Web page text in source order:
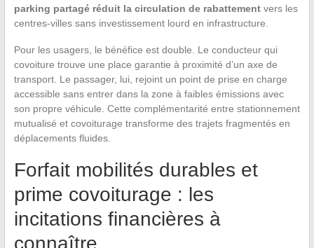
parking partagé réduit la circulation de rabattementvers les
centres-villes sans investissement lourd en infrastructure.
Pour les usagers, le bénéfice est double. Le conducteur qui
covoiture trouve une place garantie à proximité d’un axe de
transport. Le passager, lui, rejoint un point de prise en charge
accessible sans entrer dans la zone à faibles émissions avec
son propre véhicule. Cette complémentarité entre stationnement
mutualisé et covoiturage transforme des trajets fragmentés en
déplacements fluides.
Forfait mobilités durables et
prime covoiturage : les
incitations financières à
connaître